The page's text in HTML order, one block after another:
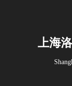
上海